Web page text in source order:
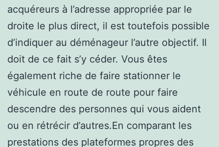
acquéreurs à l’adresse appropriée par le
droite le plus direct, il est toutefois possible
d’indiquer au déménageur l’autre objectif. Il
doit de ce fait s’y céder. Vous êtes
également riche de faire stationner le
véhicule en route de route pour faire
descendre des personnes qui vous aident
ou en rétrécir d’autres.En comparant les
prestations des plateformes propres des